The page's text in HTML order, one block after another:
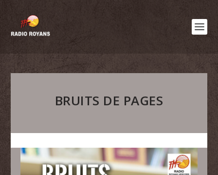
BRUITS DE PAGES